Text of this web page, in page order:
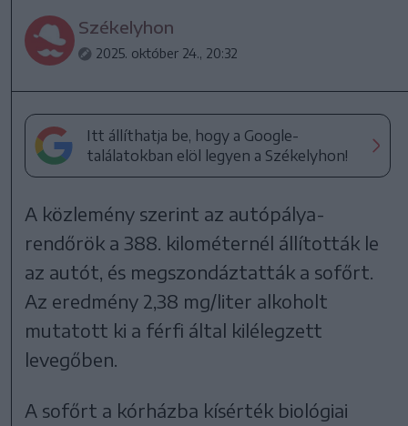
Székelyhon
2025. október 24., 20:32
Itt állíthatja be, hogy a Google-
találatokban elöl legyen a Székelyhon!
A közlemény szerint az autópálya-
rendőrök a 388. kilométernél állították le
az autót, és megszondáztatták a sofőrt.
Az eredmény 2,38 mg/liter alkoholt
mutatott ki a férfi által kilélegzett
levegőben.
A sofőrt a kórházba kísérték biológiai